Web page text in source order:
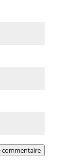
commentaire